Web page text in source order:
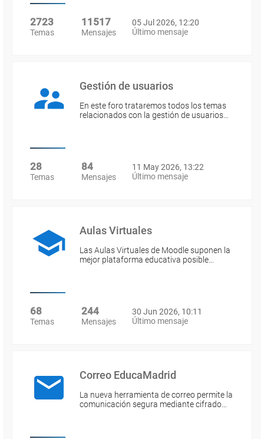
2723
Temas
11517
Mensajes
05 Jul 2026, 12:20
Último mensaje
Gestión de usuarios
En este foro trataremos todos los temas
relacionados con la gestión de usuarios…
28
Temas
84
Mensajes
11 May 2026, 13:22
Último mensaje
Aulas Virtuales
Las Aulas Virtuales de Moodle suponen la
mejor plataforma educativa posible…
68
Temas
244
Mensajes
30 Jun 2026, 10:11
Último mensaje
Correo EducaMadrid
La nueva herramienta de correo permite la
comunicación segura mediante cifrado…